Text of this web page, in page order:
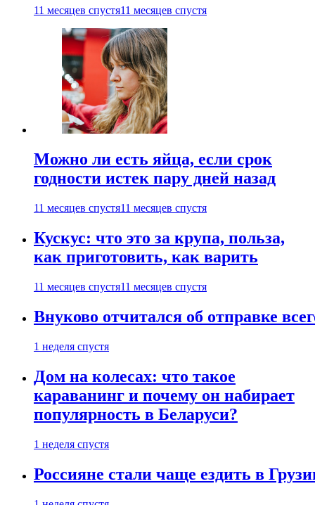
11 месяцев спустя11 месяцев спустя
Можно ли есть яйца, если срок
годности истек пару дней назад
11 месяцев спустя11 месяцев спустя
Кускус: что это за крупа, польза,
как приготовить, как варить
11 месяцев спустя11 месяцев спустя
Внуково отчитался об отправке
1 неделя спустя
Дом на колесах: что такое
караванинг и почему он набирает
популярность в Беларуси?
1 неделя спустя
Россияне стали чаще ездить в